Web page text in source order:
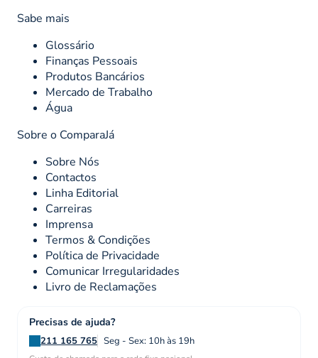
Sabe mais
Glossário
Finanças Pessoais
Produtos Bancários
Mercado de Trabalho
Água
Sobre o ComparaJá
Sobre Nós
Contactos
Linha Editorial
Carreiras
Imprensa
Termos & Condições
Política de Privacidade
Comunicar Irregularidades
Livro de Reclamações
Precisas de ajuda?
211 165 765 Seg - Sex: 10h às 19h